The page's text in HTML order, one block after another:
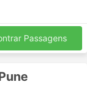
Passagens